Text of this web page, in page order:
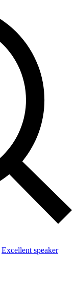
Excellent speaker